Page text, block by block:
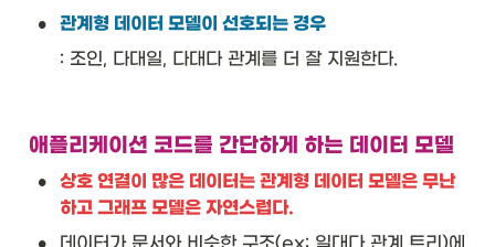
• 관계형 데이터 모델이 선호되는 경우
: 조인, 다대일, 다대다 관계를 더 잘 지원한다.
애플리케이션 코드를 간단하게 하는 데이터 모델
• 상호 연결이 많은 데이터는 관계형 데이터 모델은 무난
하고 그래프 모델은 자연스럽다.